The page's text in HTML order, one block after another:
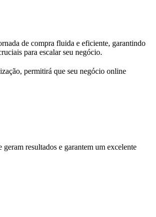
de compra fluida e eficiente, garantindo
para escalar seu negócio.
permitirá que seu negócio online
resultados e garantem um excelente